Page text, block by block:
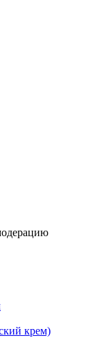
крем)